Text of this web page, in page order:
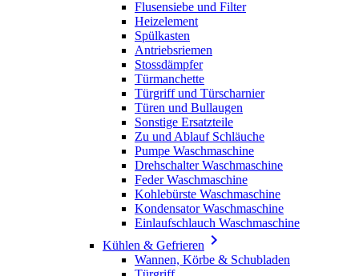
Flusensiebe und Filter
Heizelement
Spülkasten
Antriebsriemen
Stossdämpfer
Türmanchette
Türgriff und Türscharnier
Türen und Bullaugen
Sonstige Ersatzteile
Zu und Ablauf Schläuche
Pumpe Waschmaschine
Drehschalter Waschmaschine
Feder Waschmaschine
Kohlebürste Waschmaschine
Kondensator Waschmaschine
Einlaufschlauch Waschmaschine
Kühlen & Gefrieren 
Wannen, Körbe & Schubladen